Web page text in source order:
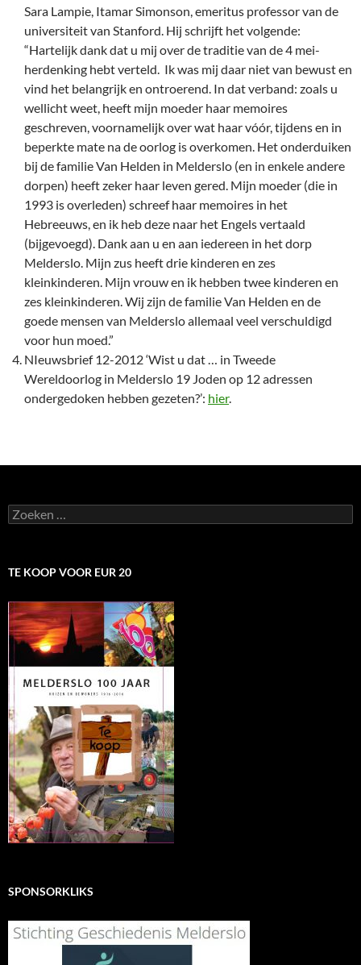
Sara Lampie, Itamar Simonson, emeritus professor van de
universiteit van Stanford. Hij schrijft het volgende:
“Hartelijk dank dat u mij over de traditie van de 4 mei-
herdenking hebt verteld. Ik was mij daar niet van bewust en
vind het belangrijk en ontroerend. In dat verband: zoals u
wellicht weet, heeft mijn moeder haar memoires
geschreven, voornamelijk over wat haar vóór, tijdens en in
beperkte mate na de oorlog is overkomen. Het onderduiken
bij de familie Van Helden in Melderslo (en in enkele andere
dorpen) heeft zeker haar leven gered. Mijn moeder (die in
1993 is overleden) schreef haar memoires in het
Hebreeuws, en ik heb deze naar het Engels vertaald
(bijgevoegd). Dank aan u en aan iedereen in het dorp
Melderslo. Mijn zus heeft drie kinderen en zes
kleinkinderen. Mijn vrouw en ik hebben twee kinderen en
zes kleinkinderen. Wij zijn de familie Van Helden en de
goede mensen van Melderslo allemaal veel verschuldigd
voor hun moed.”
NIeuwsbrief 12-2012 ‘Wist u dat … in Tweede
Wereldoorlog in Melderslo 19 Joden op 12 adressen
ondergedoken hebben gezeten?’: hier.
Zoeken
naar:
TE KOOP VOOR EUR 20
SPONSORKLIKS